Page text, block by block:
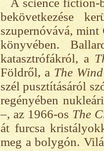
A science fiction-
bekövetkezése
szupernóvává,
könyvében.
katasztrófákról, a
Földről, a The
szél pusztításáról
regényében
–, az 1966-os The
át furcsa
meg a bolygón.